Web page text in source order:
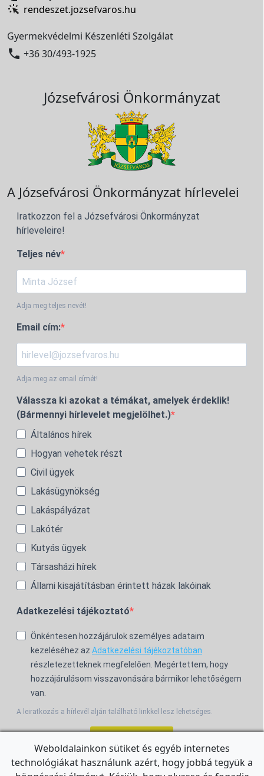
rendeszet.jozsefvaros.hu
Gyermekvédelmi Készenléti Szolgálat
 +36 30/493-1925
Józsefvárosi Önkormányzat
A Józsefvárosi Önkormányzat hírlevelei
Iratkozzon fel a Józsefvárosi Önkormányzat
hírleveleire!
Teljes név
Adja meg teljes nevét!
Email cím:
Adja meg az email címét!
Válassza ki azokat a témákat, amelyek érdeklik!
(Bármennyi hírlevelet megjelölhet.)
Általános hírek
Hogyan vehetek részt
Civil ügyek
Lakásügynökség
Lakáspályázat
Lakótér
Kutyás ügyek
Társasházi hírek
Állami kisajátításban érintett házak lakóinak
Adatkezelési tájékoztató
Önkéntesen hozzájárulok személyes adataim
kezeléséhez az Adatkezelési tájékoztatóban
részletezetteknek megfelelően. Megértettem, hogy
hozzájárulásom visszavonására bármikor lehetőségem
van.
A leiratkozás a hírlevél alján található linkkel lesz lehetséges.
For the English Newsletter, clickHERE.
Weboldalainkon sütiket és egyéb internetes
technológiákat használunk azért, hogy jobbá tegyük a